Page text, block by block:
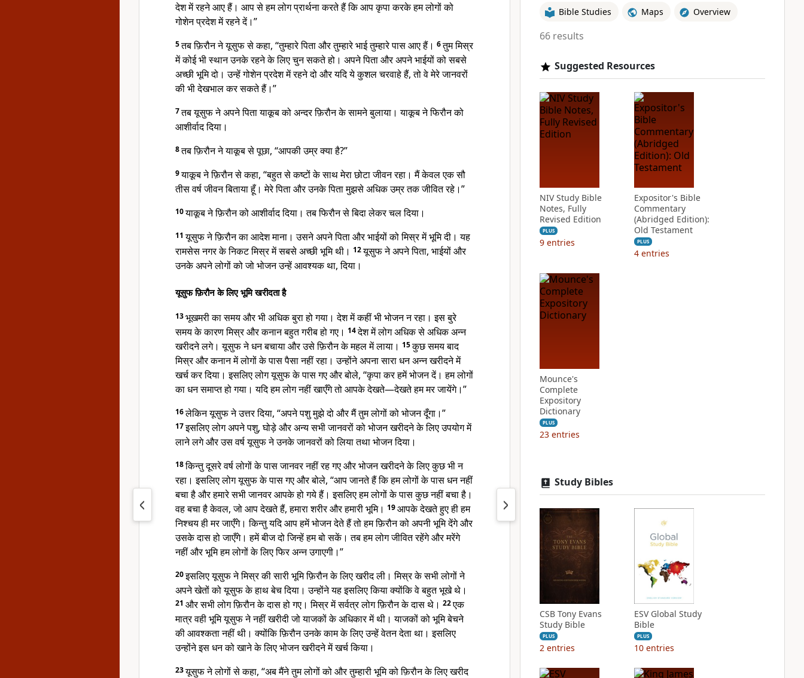
देश में रहने आए हैं। आप से हम लोग प्रार्थना करते हैं कि आप कृपा करके हम लोगों को
गोशेन प्रदेश में रहने दें।”
5तब फ़िरौन ने यूसुफ से कहा, “तुम्हारे पिता और तुम्हारे भाई तुम्हारे पास आए हैं। 6तुम मिस्र
में कोई भी स्थान उनके रहने के लिए चुन सकते हो। अपने पिता और अपने भाईयों को सबसे
अच्छी भूमि दो। उन्हें गोशेन प्रदेश में रहने दो और यदि ये कुशल चरवाहे हैं, तो वे मेरे जानवरों
की भी देखभाल कर सकते हैं।”
7तब यूसुफ ने अपने पिता याकूब को अन्दर फ़िरौन के सामने बुलाया। याकूब ने फिरौन को
आशीर्वाद दिया।
8तब फ़िरौन ने याकूब से पूछा, “आपकी उम्र क्या है?”
9याकूब ने फ़िरौन से कहा, “बहुत से कष्टों के साथ मेरा छोटा जीवन रहा। मैं केवल एक सौ
तीस वर्ष जीवन बिताया हूँ। मेरे पिता और उनके पिता मुझसे अधिक उम्र तक जीवित रहे।”
10याकूब ने फ़िरौन को आशीर्वाद दिया। तब फिरौन से बिदा लेकर चल दिया।
11यूसुफ ने फ़िरौन का आदेश माना। उसने अपने पिता और भाईयों को मिस्र में भूमि दी। यह
रामसेस नगर के निकट मिस्र में सबसे अच्छी भूमि थी। 12यूसुफ ने अपने पिता, भाईयों और
उनके अपने लोगों को जो भोजन उन्हें आवश्यक था, दिया।
यूसुफ फ़िरौन के लिए भूमि खरीदता है
13भूखमरी का समय और भी अधिक बुरा हो गया। देश में कहीं भी भोजन न रहा। इस बुरे
समय के कारण मिस्र और कनान बहुत गरीब हो गए। 14देश में लोग अधिक से अधिक अन्न
खरीदने लगे। यूसुफ ने धन बचाया और उसे फ़िरौन के महल में लाया। 15कुछ समय बाद
मिस्र और कनान में लोगों के पास पैसा नहीं रहा। उन्होंने अपना सारा धन अन्न खरीदने में
खर्च कर दिया। इसलिए लोग यूसुफ के पास गए और बोले, “कृपा कर हमें भोजन दें। हम लोगों
का धन समाप्त हो गया। यदि हम लोग नहीं खाएँगे तो आपके देखते—देखते हम मर जायेंगे।”
16लेकिन यूसुफ ने उत्तर दिया, “अपने पशु मुझे दो और मैं तुम लोगों को भोजन दूँगा।”
17इसलिए लोग अपने पशु, घोड़े और अन्य सभी जानवरों को भोजन खरीदने के लिए उपयोग में
लाने लगे और उस वर्ष यूसुफ ने उनके जानवरों को लिया तथा भोजन दिया।
18किन्तु दूसरे वर्ष लोगों के पास जानवर नहीं रह गए और भोजन खरीदने के लिए कुछ भी न
रहा। इसलिए लोग यूसुफ के पास गए और बोले, “आप जानते हैं कि हम लोगों के पास धन नहीं
बचा है और हमारे सभी जानवर आपके हो गये हैं। इसलिए हम लोगों के पास कुछ नहीं बचा है।
वह बचा है केवल, जो आप देखते हैं, हमारा शरीर और हमारी भूमि। 19आपके देखते हुए ही हम
निश्चय ही मर जाएँगे। किन्तु यदि आप हमें भोजन देते हैं तो हम फ़िरौन को अपनी भूमि देंगे और
उसके दास हो जाएँगे। हमें बीज दो जिन्हें हम बो सकें। तब हम लोग जीवित रहेंगे और मरेंगे
नहीं और भूमि हम लोगों के लिए फिर अन्न उगाएगी।”
20इसलिए यूसुफ ने मिस्र की सारी भूमि फ़िरौन के लिए खरीद ली। मिस्र के सभी लोगों ने
अपने खेतों को यूसुफ के हाथ बेच दिया। उन्होंने यह इसलिए किया क्योंकि वे बहुत भूखे थे।
21 और सभी लोग फ़िरौन के दास हो गए। मिस्र में सर्वत्र लोग फ़िरौन के दास थे। 22एक
मात्र वही भूमि यूसुफ ने नहीं खरीदी जो याजकों के अधिकार में थी। याजकों को भूमि बेचने
की आवश्कता नहीं थी। क्योंकि फ़िरौन उनके काम के लिए उन्हें वेतन देता था। इसलिए
उन्होंने इस धन को खाने के लिए भोजन खरीदने में खर्च किया।
23यूसुफ ने लोगों से कहा, “अब मैंने तुम लोगों को और तुम्हारी भूमि को फ़िरौन के लिए खरीद
Bible Studies Maps Overview
66 results
Suggested Resources
NIV Study Bible
Notes, Fully
Revised Edition
PLUS
9 entries
Expositor's Bible
Commentary
(Abridged Edition):
Old Testament
PLUS
4 entries
Mounce's
Complete
Expository
Dictionary
PLUS
23 entries
Study Bibles
CSB Tony Evans
Study Bible
PLUS
2 entries
ESV Global Study
Bible
PLUS
10 entries